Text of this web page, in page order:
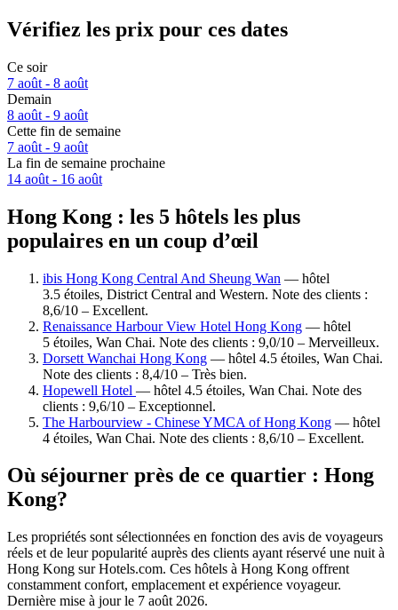
Vérifiez les prix pour ces dates
Ce soir
7 août - 8 août
Demain
8 août - 9 août
Cette fin de semaine
7 août - 9 août
La fin de semaine prochaine
14 août - 16 août
Hong Kong : les 5 hôtels les plus
populaires en un coup d’œil
ibis Hong Kong Central And Sheung Wan — hôtel
3.5 étoiles, District Central and Western. Note des clients :
8,6/10 – Excellent.
Renaissance Harbour View Hotel Hong Kong — hôtel
5 étoiles, Wan Chai. Note des clients : 9,0/10 – Merveilleux.
Dorsett Wanchai Hong Kong — hôtel 4.5 étoiles, Wan Chai.
Note des clients : 8,4/10 – Très bien.
Hopewell Hotel — hôtel 4.5 étoiles, Wan Chai. Note des
clients : 9,6/10 – Exceptionnel.
The Harbourview - Chinese YMCA of Hong Kong — hôtel
4 étoiles, Wan Chai. Note des clients : 8,6/10 – Excellent.
Où séjourner près de ce quartier : Hong
Kong?
Les propriétés sont sélectionnées en fonction des avis de voyageurs
réels et de leur popularité auprès des clients ayant réservé une nuit à
Hong Kong sur Hotels.com. Ces hôtels à Hong Kong offrent
constamment confort, emplacement et expérience voyageur.
Dernière mise à jour le 7 août 2026.